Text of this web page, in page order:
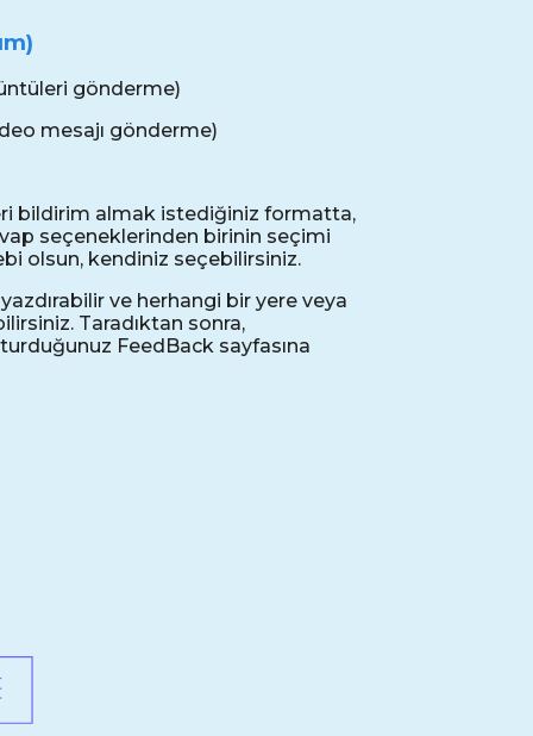
gönderme)
mesajı gönderme)
bildirim almak istediğiniz formatta,
seçeneklerinden birinin seçimi
olsun, kendiniz seçebilirsiniz.
ve herhangi bir yere veya
Taradıktan sonra,
FeedBack sayfasına